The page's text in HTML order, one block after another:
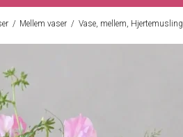
/ Mellem vaser / Vase, mellem, Hjertemusling